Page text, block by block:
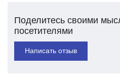
Поделитесь своими
посетителями
Написать отзыв